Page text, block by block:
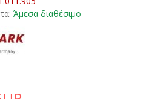
Άμεσα διαθέσιμο